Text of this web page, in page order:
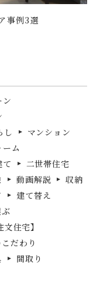
事例3選
ン
し
マンション
ム
て
二世帯住宅
動画解説
収納
建て替え
住宅】
だわり
間取り